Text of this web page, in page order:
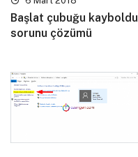
Başlat çubuğu kayboldu
sorunu çözümü